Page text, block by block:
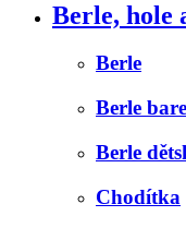
Berle, hole
Berle
Berle
Berle
Chodítka